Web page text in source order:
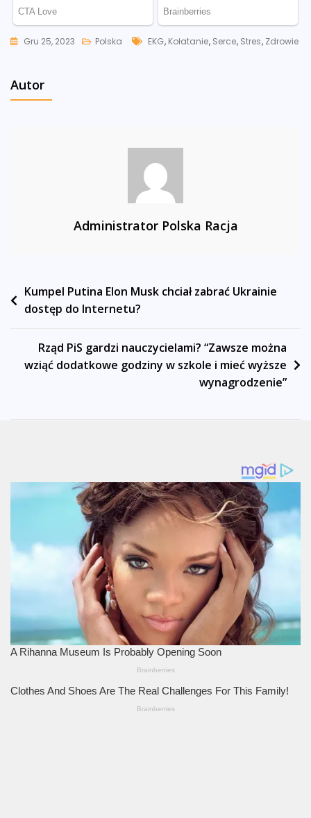
Gru 25, 2023 Polska Tags
EKG, Kołatanie, Serce, Stres, Zdrowie
Autor
Administrator Polska Racja
Nawigacja
wpisu
Kumpel Putina Elon Musk chciał zabrać Ukrainie
dostęp do Internetu?
Rząd PiS gardzi nauczycielami? “Zawsze można
wziąć dodatkowe godziny w szkole i mieć wyższe
wynagrodzenie”